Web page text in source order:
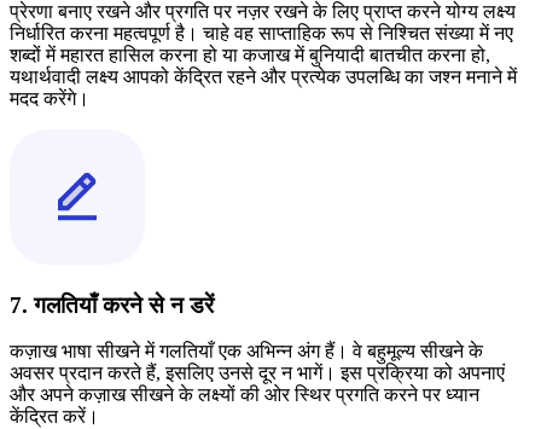
प्रेरणा बनाए रखने और प्रगति पर नज़र रखने के लिए प्राप्त करने योग्य लक्ष्य
निर्धारित करना महत्वपूर्ण है। चाहे वह साप्ताहिक रूप से निश्चित संख्या में नए
शब्दों में महारत हासिल करना हो या कजाख में बुनियादी बातचीत करना हो,
यथार्थवादी लक्ष्य आपको केंद्रित रहने और प्रत्येक उपलब्धि का जश्न मनाने में
मदद करेंगे।
7. गलतियाँ करने से न डरें
कज़ाख भाषा सीखने में गलतियाँ एक अभिन्न अंग हैं। वे बहुमूल्य सीखने के
अवसर प्रदान करते हैं, इसलिए उनसे दूर न भागें। इस प्रक्रिया को अपनाएं
और अपने कज़ाख सीखने के लक्ष्यों की ओर स्थिर प्रगति करने पर ध्यान
केंद्रित करें।